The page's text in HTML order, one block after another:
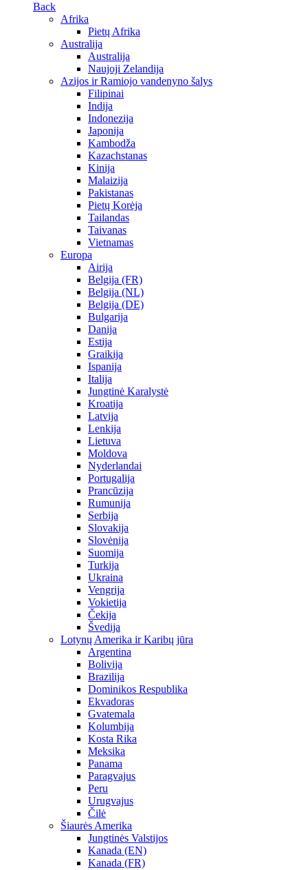
Back
Afrika
Pietų Afrika
Australija
Australija
Naujoji Zelandija
Azijos ir Ramiojo vandenyno šalys
Filipinai
Indija
Indonezija
Japonija
Kambodža
Kazachstanas
Kinija
Malaizija
Pakistanas
Pietų Korėja
Tailandas
Taivanas
Vietnamas
Europa
Airija
Belgija (FR)
Belgija (NL)
Belgija (DE)
Bulgarija
Danija
Estija
Graikija
Ispanija
Italija
Jungtinė Karalystė
Kroatija
Latvija
Lenkija
Lietuva
Moldova
Nyderlandai
Portugalija
Prancūzija
Rumunija
Serbija
Slovakija
Slovėnija
Suomija
Turkija
Ukraina
Vengrija
Vokietija
Čekija
Švedija
Lotynų Amerika ir Karibų jūra
Argentina
Bolivija
Brazilija
Dominikos Respublika
Ekvadoras
Gvatemala
Kolumbija
Kosta Rika
Meksika
Panama
Paragvajus
Peru
Urugvajus
Čilė
Šiaurės Amerika
Jungtinės Valstijos
Kanada (EN)
Kanada (FR)